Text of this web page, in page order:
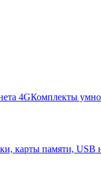
4GКомплекты
карты памяти, USB